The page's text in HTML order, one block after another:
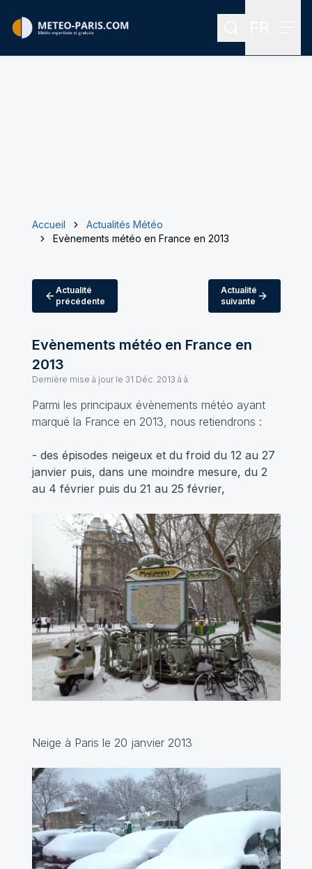
Rechercher
Accueil
Actualités Météo
Evènements météo en France en 2013
Actualité
précédente
Actualité
suivante
Evènements météo en France en
2013
Dernière mise à jour le 31 Déc. 2013 à à
Parmi les principaux évènements météo ayant
marqué la France en 2013, nous retiendrons :
- des épisodes neigeux et du froid du 12 au 27
janvier puis, dans une moindre mesure, du 2
au 4 février puis du 21 au 25 février,
Neige à Paris le 20 janvier 2013